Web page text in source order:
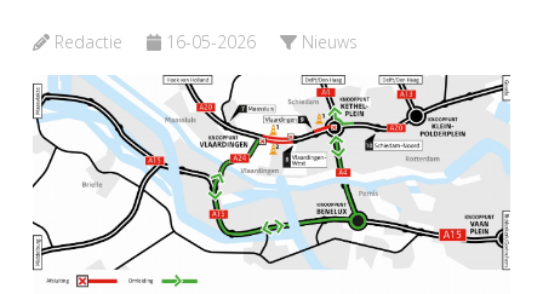
Redactie 16-05-2026 Nieuws